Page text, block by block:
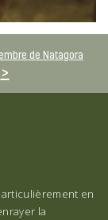
de Natagora
en
la